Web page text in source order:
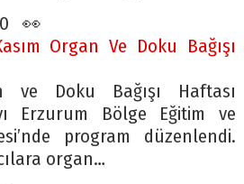
0 👀
Organ Ve Doku Bağışı
ve Doku Bağışı Haftası
Erzurum Bölge Eğitim ve
program düzenlendi.
organ…